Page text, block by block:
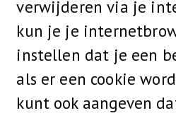
verwijderen via je
kun je je
instellen dat je een
als er een cookie
kunt ook aangeven